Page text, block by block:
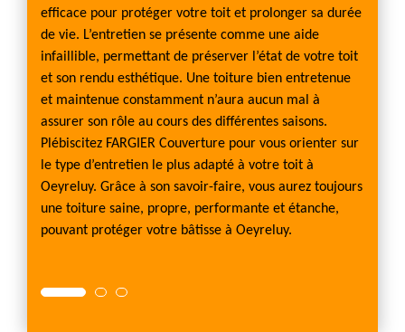
efficace pour protéger votre toit et prolonger sa durée
de vie. L’entretien se présente comme une aide
infaillible, permettant de préserver l’état de votre toit
et son rendu esthétique. Une toiture bien entretenue
et maintenue constamment n’aura aucun mal à
assurer son rôle au cours des différentes saisons.
Plébiscitez FARGIER Couverture pour vous orienter sur
le type d’entretien le plus adapté à votre toit à
Oeyreluy. Grâce à son savoir-faire, vous aurez toujours
une toiture saine, propre, performante et étanche,
pouvant protéger votre bâtisse à Oeyreluy.